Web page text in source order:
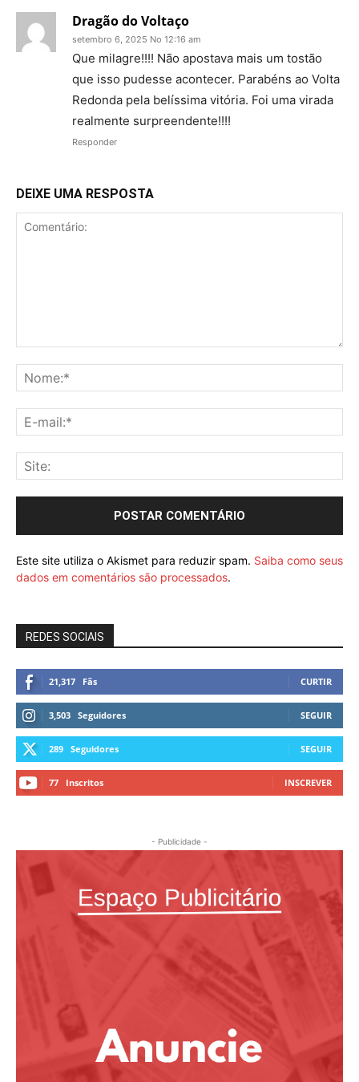
Dragão do Voltaço
setembro 6, 2025 No 12:16 am
Que milagre!!!! Não apostava mais um tostão
que isso pudesse acontecer. Parabéns ao Volta
Redonda pela belíssima vitória. Foi uma virada
realmente surpreendente!!!!
Responder
DEIXE UMA RESPOSTA
Este site utiliza o Akismet para reduzir spam. Saiba como seus
dados em comentários são processados.
REDES SOCIAIS
21,317 Fãs CURTIR
3,503 Seguidores SEGUIR
289 Seguidores SEGUIR
77 Inscritos INSCREVER
- Publicidade -